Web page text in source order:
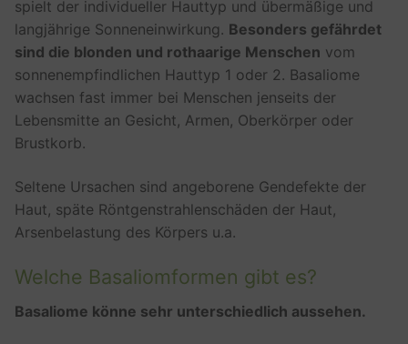
spielt der individueller Hauttyp und übermäßige und
langjährige Sonneneinwirkung. Besonders gefährdet
sind die blonden und rothaarige Menschen vom
sonnenempfindlichen Hauttyp 1 oder 2. Basaliome
wachsen fast immer bei Menschen jenseits der
Lebensmitte an Gesicht, Armen, Oberkörper oder
Brustkorb.
Seltene Ursachen sind angeborene Gendefekte der
Haut, späte Röntgenstrahlenschäden der Haut,
Arsenbelastung des Körpers u.a.
Welche Basaliomformen gibt es?
Basaliome könne sehr unterschiedlich aussehen.